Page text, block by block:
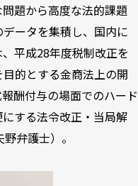
題から高度な法的課題
ータを集積し、国内に
平成28年度税制改正を
的とする金商法上の開
酬付与の場面でのハード
する法令改正・当局解
弁護士）。